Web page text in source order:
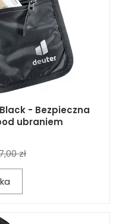
Black - Bezpieczna
ubraniem
zł